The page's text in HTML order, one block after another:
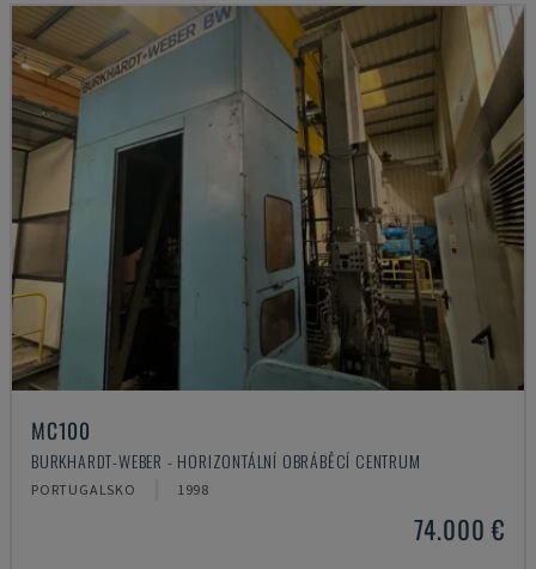
MC100
BURKHARDT-WEBER - HORIZONTÁLNÍ OBRÁBĚCÍ CENTRUM
PORTUGALSKO 1998
74.000 €